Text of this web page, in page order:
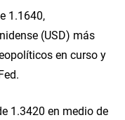
1.1640,
(USD) más
en curso y
1.3420 en medio de